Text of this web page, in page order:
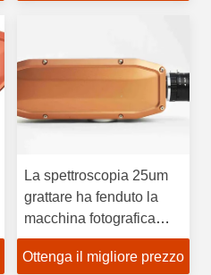
La spettroscopia 25um
grattare ha fenduto la
macchina fotografica
Hyperspectral 400 della
rappresentazione di
Ottenga il migliore prezzo